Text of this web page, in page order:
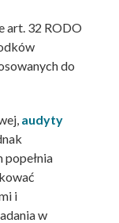
art. 32 RODO
do
audyty
i
w